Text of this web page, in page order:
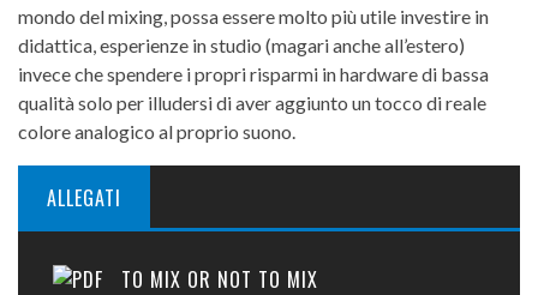
mondo del mixing, possa essere molto più utile investire in
didattica, esperienze in studio (magari anche all’estero)
invece che spendere i propri risparmi in hardware di bassa
qualità solo per illudersi di aver aggiunto un tocco di reale
colore analogico al proprio suono.
ALLEGATI
TO MIX OR NOT TO MIX